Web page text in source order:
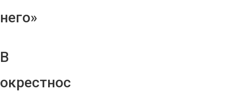
него»
В
окрестнос